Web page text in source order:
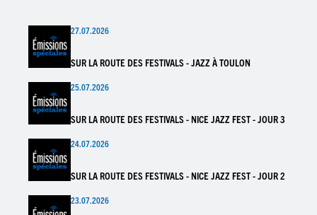
27.07.2026
SUR LA ROUTE DES FESTIVALS - JAZZ À TOULON
25.07.2026
SUR LA ROUTE DES FESTIVALS - NICE JAZZ FEST - JOUR 3
24.07.2026
SUR LA ROUTE DES FESTIVALS - NICE JAZZ FEST - JOUR 2
23.07.2026